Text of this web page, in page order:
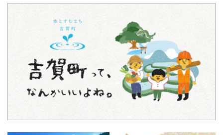
2026年07月14日
令和８年度 第１回 吉賀町職員採用試験
2024年10月20日
出張中国経済産業局in益田
2023年06月22日